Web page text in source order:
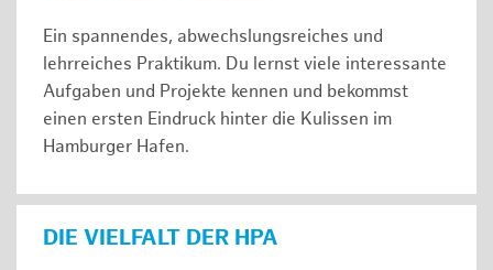
Ein spannendes, abwechslungsreiches und
lehrreiches Praktikum. Du lernst viele interessante
Aufgaben und Projekte kennen und bekommst
einen ersten Eindruck hinter die Kulissen im
Hamburger Hafen.
DIE VIELFALT DER HPA